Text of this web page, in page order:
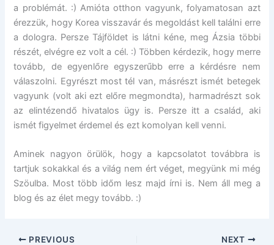
a problémát. :) Amióta otthon vagyunk, folyamatosan azt
érezzük, hogy Korea visszavár és megoldást kell találni erre
a dologra. Persze Tájföldet is látni kéne, meg Ázsia többi
részét, elvégre ez volt a cél. :) Többen kérdezik, hogy merre
tovább, de egyenlőre egyszerűbb erre a kérdésre nem
válaszolni. Egyrészt most tél van, másrészt ismét betegek
vagyunk (volt aki ezt előre megmondta), harmadrészt sok
az elintézendő hivatalos ügy is. Persze itt a család, aki
ismét figyelmet érdemel és ezt komolyan kell venni.
Aminek nagyon örülök, hogy a kapcsolatot továbbra is
tartjuk sokakkal és a világ nem ért véget, megyünk mi még
Szöulba. Most több időm lesz majd írni is. Nem áll meg a
blog és az élet megy tovább. :)
PREVIOUS NEXT